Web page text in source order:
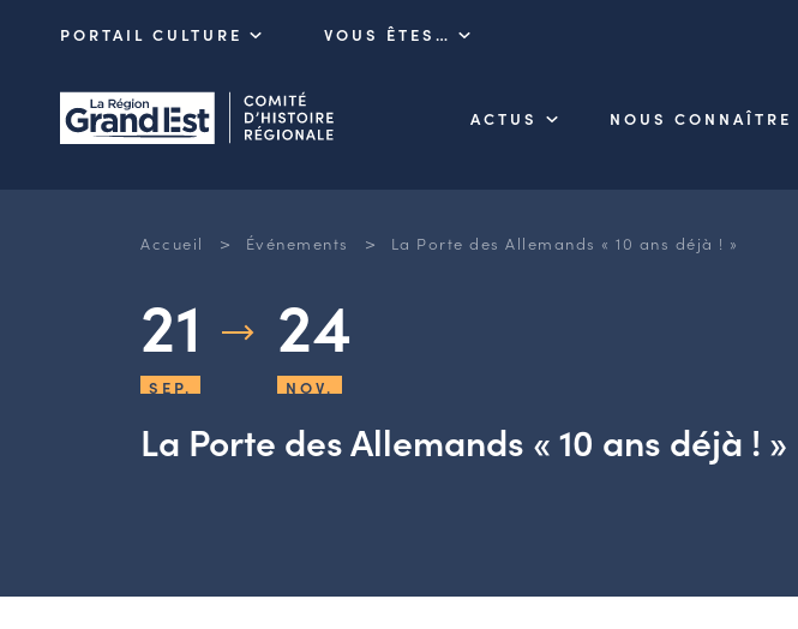
PORTAIL CULTURE VOUS ÊTES…
ACTUS NOUS CONNAÎTRE
Accueil > Événements > La Porte des Allemands « 10 ans déjà ! »
21
SEP.
24
NOV.
La Porte des Allemands « 10 ans déjà ! »